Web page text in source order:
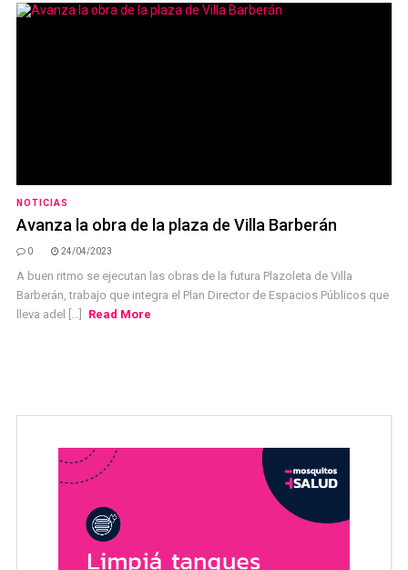
NOTICIAS
Avanza la obra de la plaza de Villa Barberán
0 24/04/2023
A buen ritmo se ejecutan las obras de la futura Plazoleta de Villa
Barberán, trabajo que integra el Plan Director de Espacios Públicos que
lleva adel [...]
Read More